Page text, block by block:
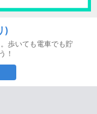
)
歩いても電車でも貯
！